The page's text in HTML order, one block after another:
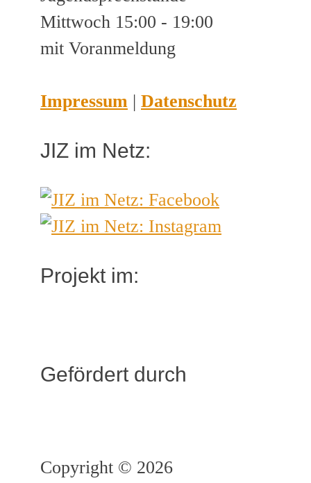
Mittwoch 15:00 - 19:00
mit Voranmeldung
Impressum | Datenschutz
JIZ im Netz:
Projekt im:
Gefördert durch
Copyright © 2026